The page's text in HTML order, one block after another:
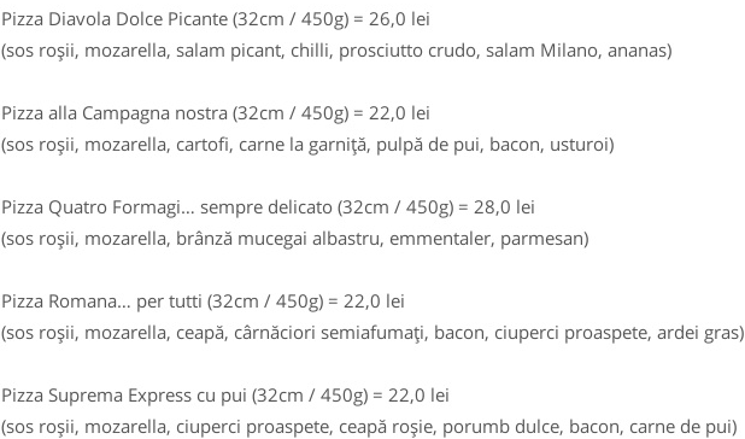
Pizza Diavola Dolce Picante (32cm / 450g) = 26,0 lei
(sos roşii, mozarella, salam picant, chilli, prosciutto crudo, salam Milano, ananas)
Pizza alla Campagna nostra (32cm / 450g) = 22,0 lei
(sos roşii, mozarella, cartofi, carne la garniţă, pulpă de pui, bacon, usturoi)
Pizza Quatro Formagi… sempre delicato (32cm / 450g) = 28,0 lei
(sos roşii, mozarella, brânză mucegai albastru, emmentaler, parmesan)
Pizza Romana… per tutti (32cm / 450g) = 22,0 lei
(sos roşii, mozarella, ceapă, cârnăciori semiafumaţi, bacon, ciuperci proaspete, ardei gras)
Pizza Suprema Express cu pui (32cm / 450g) = 22,0 lei
(sos roşii, mozarella, ciuperci proaspete, ceapă roşie, porumb dulce, bacon, carne de pui)